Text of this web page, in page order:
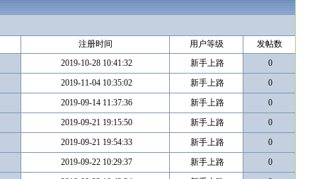
注册时间 用户等级
发帖数
2019-10-28 10:41:32
新手上路
0
2019-11-04 10:35:02
新手上路
0
2019-09-14 11:37:36
新手上路
0
2019-09-21 19:15:50
新手上路
0
2019-09-21 19:54:33
新手上路
0
2019-09-22 10:29:37
新手上路
0